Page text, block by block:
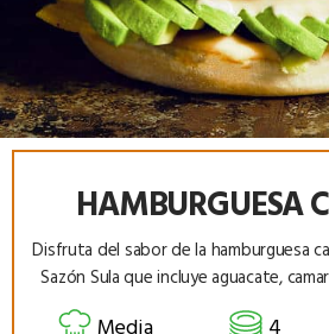
HAMBURGUESA
Disfruta del sabor de la hamburguesa
Sazón Sula que incluye aguacate,
Media 4